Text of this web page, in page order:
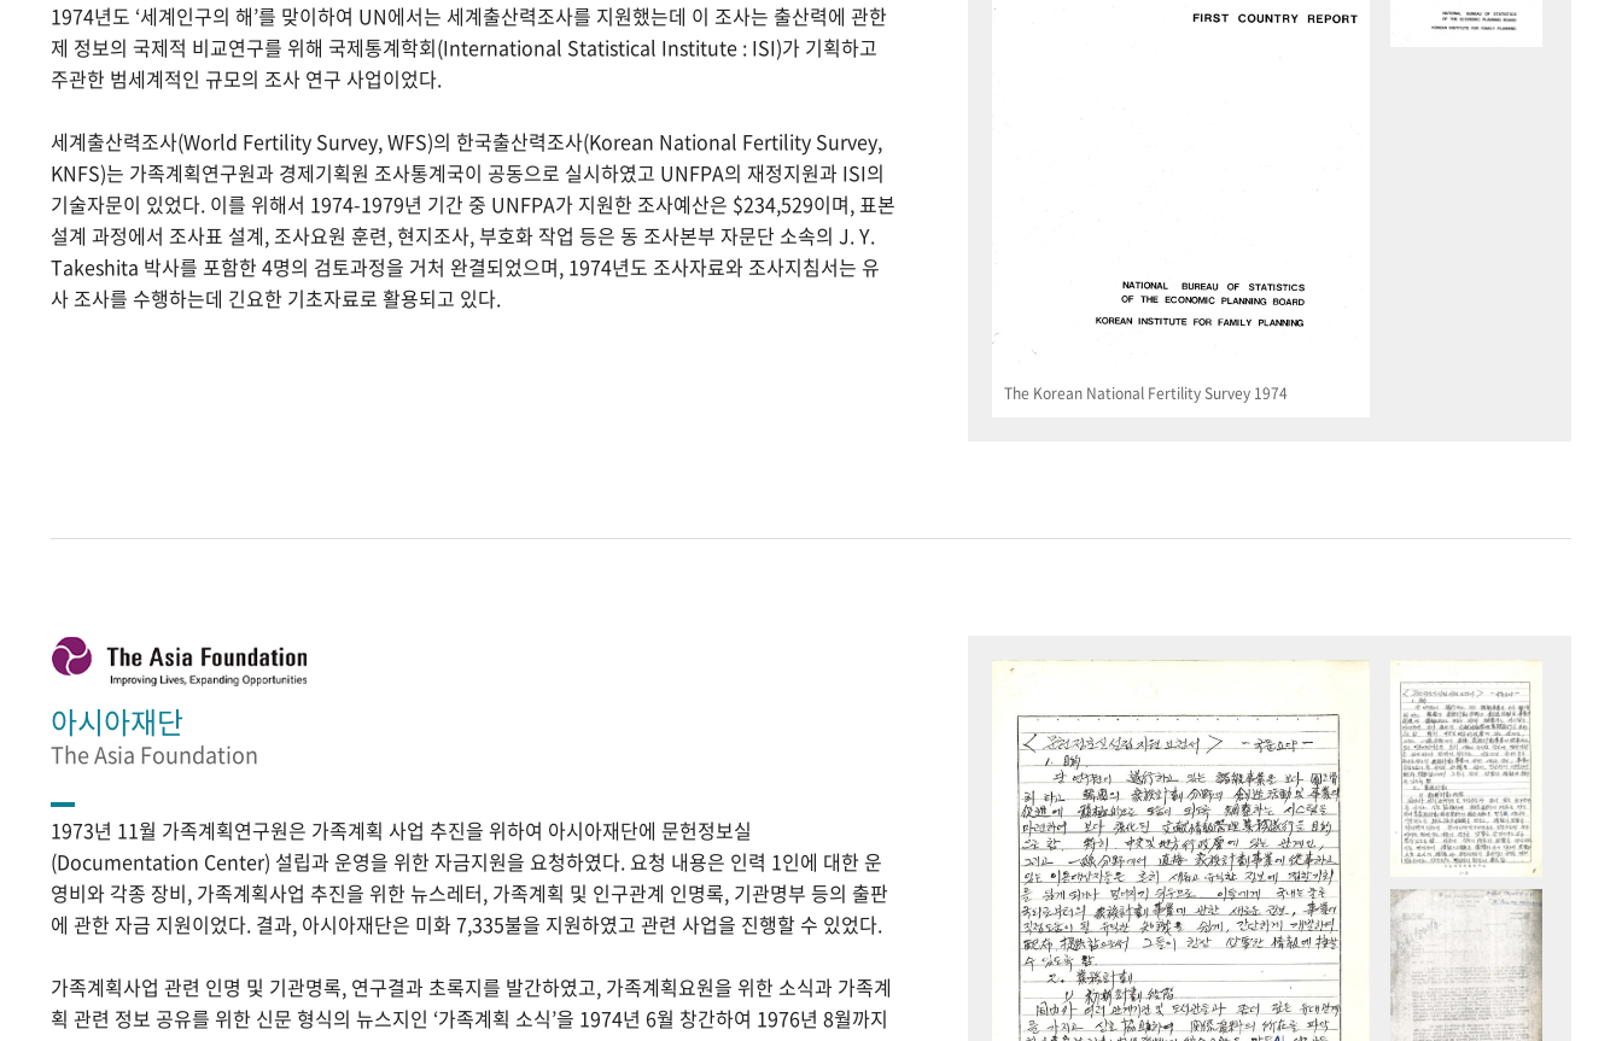
1974년도 ‘세계인구의 해’를 맞이하여 UN에서는 세계출산력조사를 지원했는데 이 조사는 출산력에 관한
제 정보의 국제적 비교연구를 위해 국제통계학회(International Statistical Institute : ISI)가 기획하고
주관한 범세계적인 규모의 조사 연구 사업이었다.
세계출산력조사(World Fertility Survey, WFS)의 한국출산력조사(Korean National Fertility Survey,
KNFS)는 가족계획연구원과 경제기획원 조사통계국이 공동으로 실시하였고 UNFPA의 재정지원과 ISI의
기술자문이 있었다. 이를 위해서 1974-1979년 기간 중 UNFPA가 지원한 조사예산은 $234,529이며, 표본
설계 과정에서 조사표 설계, 조사요원 훈련, 현지조사, 부호화 작업 등은 동 조사본부 자문단 소속의 J. Y.
Takeshita 박사를 포함한 4명의 검토과정을 거처 완결되었으며, 1974년도 조사자료와 조사지침서는 유
사 조사를 수행하는데 긴요한 기초자료로 활용되고 있다.
The Korean National Fertility Survey 1974
아시아재단
The Asia Foundation
1973년 11월 가족계획연구원은 가족계획 사업 추진을 위하여 아시아재단에 문헌정보실
(Documentation Center) 설립과 운영을 위한 자금지원을 요청하였다. 요청 내용은 인력 1인에 대한 운
영비와 각종 장비, 가족계획사업 추진을 위한 뉴스레터, 가족계획 및 인구관계 인명록, 기관명부 등의 출판
에 관한 자금 지원이었다. 결과, 아시아재단은 미화 7,335불을 지원하였고 관련 사업을 진행할 수 있었다.
가족계획사업 관련 인명 및 기관명록, 연구결과 초록지를 발간하였고, 가족계획요원을 위한 소식과 가족계
획 관련 정보 공유를 위한 신문 형식의 뉴스지인 ‘가족계획 소식’을 1974년 6월 창간하여 1976년 8월까지